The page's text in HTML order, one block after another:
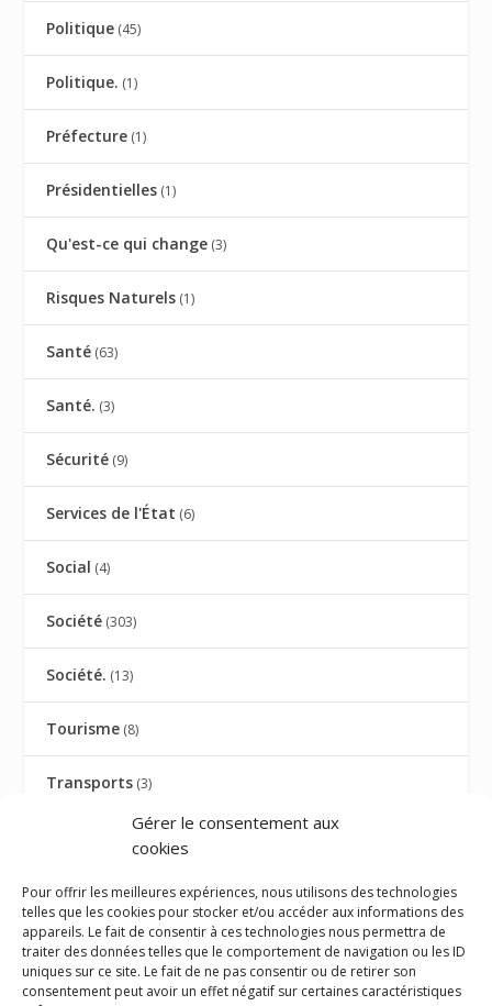
Gérer le consentement aux
cookies
Pour offrir les meilleures expériences, nous utilisons des technologies
telles que les cookies pour stocker et/ou accéder aux informations des
appareils. Le fait de consentir à ces technologies nous permettra de
traiter des données telles que le comportement de navigation ou les ID
uniques sur ce site. Le fait de ne pas consentir ou de retirer son
consentement peut avoir un effet négatif sur certaines caractéristiques
Politique (45)
Politique. (1)
Préfecture (1)
Présidentielles (1)
Qu'est-ce qui change (3)
Risques Naturels (1)
Santé (63)
Santé. (3)
Sécurité (9)
Services de l'État (6)
Social (4)
Société (303)
Société. (13)
Tourisme (8)
Transports (3)
TRIBUNE AVOCATS(27)
Université(1)
Visite ministérielle(1)